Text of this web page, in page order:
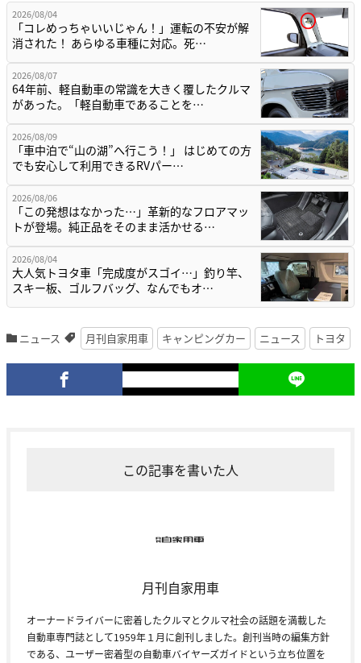
2026/08/04
「コレめっちゃいいじゃん！」運転の不安が解
消された！ あらゆる車種に対応。死…
2026/08/07
64年前、軽自動車の常識を大きく覆したクルマ
があった。「軽自動車であることを…
2026/08/09
「車中泊で“山の湖”へ行こう！」 はじめての方
でも安心して利用できるRVパー…
2026/08/06
「この発想はなかった…」革新的なフロアマッ
トが登場。純正品をそのまま活かせる…
2026/08/04
大人気トヨタ車「完成度がスゴイ…」釣り竿、
スキー板、ゴルフバッグ、なんでもオ…
ニュース 月刊自家用車 キャンピングカー ニュース トヨタ
この記事を書いた人
月刊自家用車
オーナードライバーに密着したクルマとクルマ社会の話題を満載した
自動車専門誌として1959年１月に創刊しました。創刊当時の編集方針
である、ユーザー密着型の自動車バイヤーズガイドという立ち位置を